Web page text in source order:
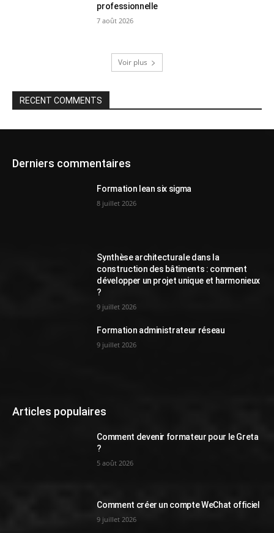
professionnelle
7 août 2026
Voir plus
RECENT COMMENTS
Derniers commentaires
Formation lean six sigma
8 juillet 2026
Synthèse architecturale dans la
construction des bâtiments : comment
développer un projet unique et harmonieux
?
9 juillet 2026
Formation administrateur réseau
9 juillet 2026
Articles populaires
Comment devenir formateur pour le Greta
?
5 août 2026
Comment créer un compte WeChat officiel
9 juillet 2026